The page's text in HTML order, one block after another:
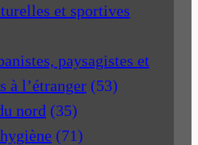
et sportives
paysagistes et
à l’étranger (53)
nord (35)
(71)